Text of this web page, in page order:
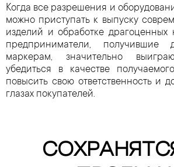
Когда все разрешения и
можно приступать к выпуску
изделий и обработке
предприниматели, получившие
маркерам, значительно
убедиться в качестве
повысить свою ответственность и
глазах покупателей.